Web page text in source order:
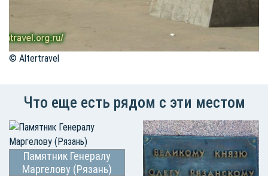
© Altertravel
Что еще есть рядом с эти местом
Памятник Генералу
Маргелову (Рязань)